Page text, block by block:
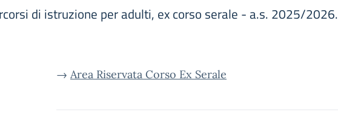
di istruzione per adulti, ex corso serale - a.s. 2025/2026.
→ Area Riservata Corso Ex Serale